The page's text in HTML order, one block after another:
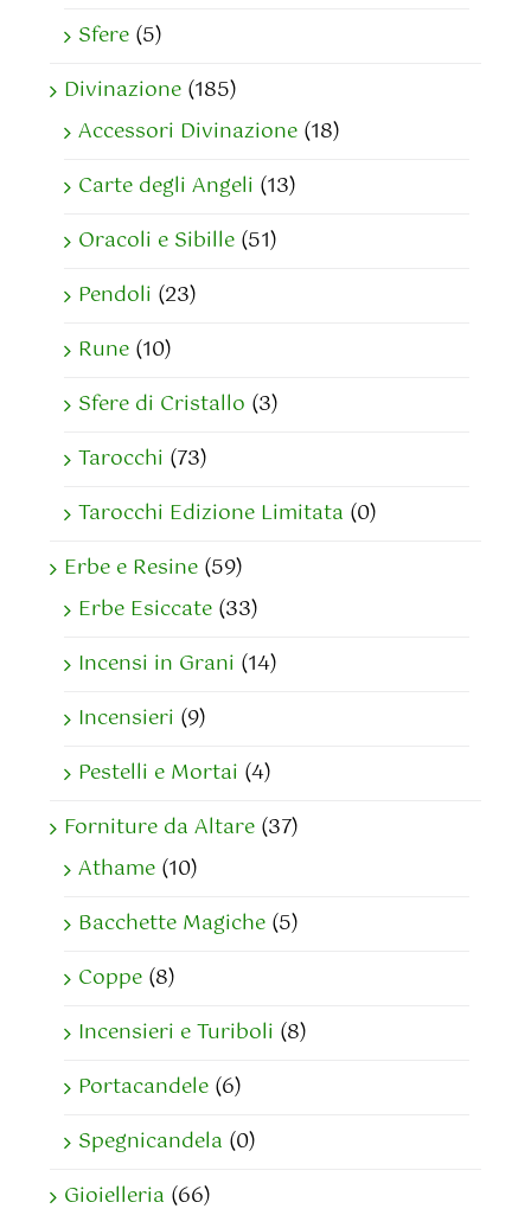
Sfere (5)
Divinazione (185)
Accessori Divinazione (18)
Carte degli Angeli (13)
Oracoli e Sibille (51)
Pendoli (23)
Rune (10)
Sfere di Cristallo (3)
Tarocchi (73)
Tarocchi Edizione Limitata (0)
Erbe e Resine (59)
Erbe Esiccate (33)
Incensi in Grani (14)
Incensieri (9)
Pestelli e Mortai (4)
Forniture da Altare (37)
Athame (10)
Bacchette Magiche (5)
Coppe (8)
Incensieri e Turiboli (8)
Portacandele (6)
Spegnicandela (0)
Gioielleria (66)